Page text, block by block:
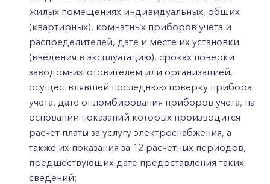
жилых помещениях индивидуальных, общих
(квартирных), комнатных приборов учета и
распределителей, дате и месте их установки
(введения в эксплуатацию), сроках поверки
заводом-изготовителем или организацией,
осуществлявшей последнюю поверку прибора
учета, дате опломбирования приборов учета, на
основании показаний которых производится
расчет платы за услугу электроснабжения, а
также их показания за 12 расчетных периодов,
предшествующих дате предоставления таких
сведений;